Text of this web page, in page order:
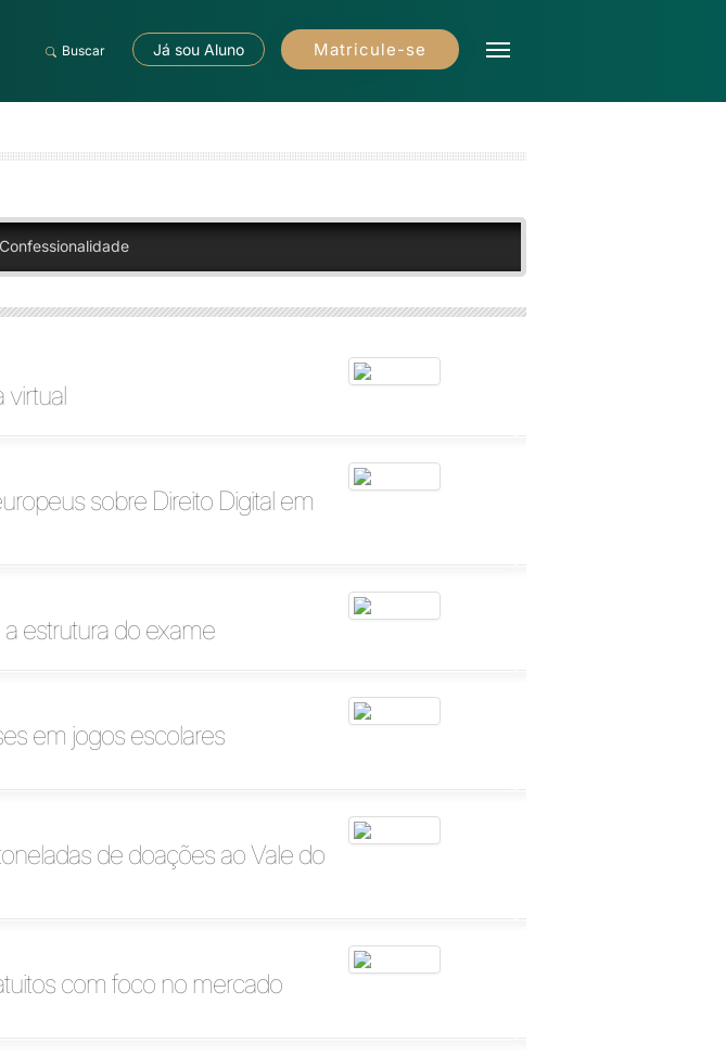
Buscar Já sou Aluno Matricule-se
Confessionalidade
virtual
sobre Direito Digital em
estrutura do exame
em jogos escolares
de doações ao Vale do
com foco no mercado